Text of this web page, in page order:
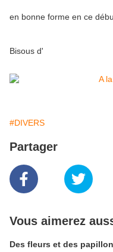
en bonne forme en ce
Bisous d'
#DIVERS
Partager
Vous aimerez
Des fleurs et des